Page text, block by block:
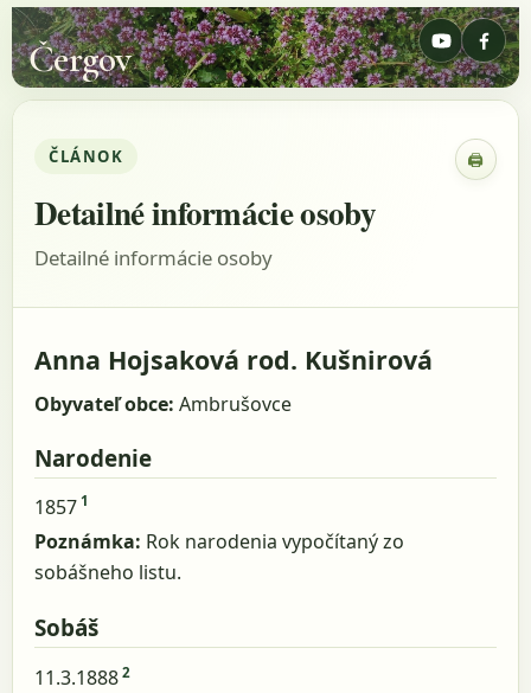
Čergov
ČLÁNOK 🖨
Detailné informácie osoby
Detailné informácie osoby
Anna Hojsaková rod. Kušnirová
Obyvateľ obce: Ambrušovce
Narodenie
1857 1
Poznámka: Rok narodenia vypočítaný zo
sobášneho listu.
Sobáš
11.3.1888 2